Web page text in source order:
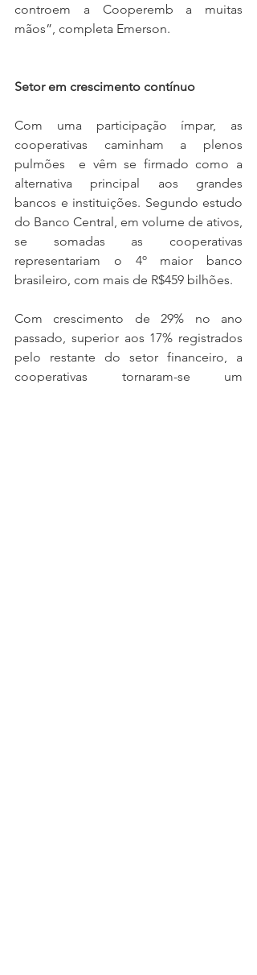
controem a Cooperemb a muitas
mãos”, completa Emerson.
Setor em crescimento contínuo
Com uma participação ímpar, as
cooperativas caminham a plenos
pulmões  e vêm se firmado como a
alternativa principal aos grandes
bancos e instituições. Segundo estudo
do Banco Central, em volume de ativos,
se somadas as cooperativas
representariam o 4º maior banco
brasileiro, com mais de R$459 bilhões.
Com crescimento de 29% no ano
passado, superior aos 17% registrados
pelo restante do setor financeiro, a
cooperativas tornaram-se um